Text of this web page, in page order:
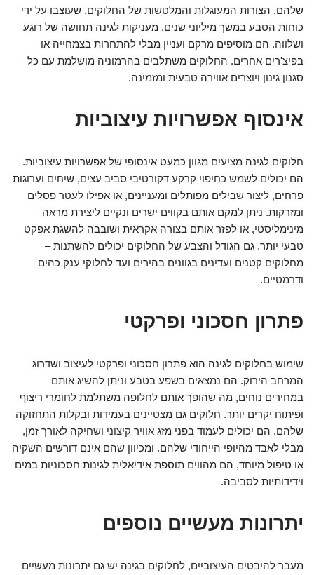
שלהם. הצורות המעוגלות והמלטשות של החלוקים, שעוצבו על ידי
כוחות הטבע במשך מיליוני שנים, מעניקות לגינה תחושה של רוגע
ושלווה. הם מוסיפים מרקם ועניין מבלי להתחרות בצמחייה או
בפיצ'רים אחרים. החלוקים משתלבים בהרמוניה מושלמת עם כל
סגנון גינון ויוצרים אווירה טבעית ומזמינה.
אינסוף אפשרויות עיצוביות
חלוקים לגינה מציעים מגוון כמעט אינסופי של אפשרויות עיצוביות.
הם יכולים לשמש כחיפוי קרקע דקורטיבי סביב עצים, שיחים וערוגות
פרחים, ליצור שבילים מפותלים ומעניינים, או אפילו לעטר פסלים
ומזרקות. ניתן למקם אותם בקווים ישרים ונקיים ליצירת מראה
מינימליסטי, או לפזר אותם בצורה אקראית ושובבה להשגת אפקט
טבעי יותר. גם הגודל והצבע של החלוקים יכולים להשתנות –
מחלוקים קטנים ועדינים בגוונים בהירים ועד לחלוקי ענק כהים
ודרמטיים.
פתרון חסכוני ופרקטי
שימוש בחלוקים לגינה הוא פתרון חסכוני ופרקטי לעיצוב ושדרוג
המרחב הירוק. הם נמצאים בשפע בטבע וניתן להשיג אותם
במחירים נוחים, מה שהופך אותם לחלופה משתלמת לחומרי ריצוף
ופיתוח יקרים יותר. חלוקים גם מצטיינים בעמידות ובקלות התחזוקה
שלהם. הם יכולים לעמוד בפני מזג אוויר קיצוני ושחיקה לאורך זמן,
מבלי לאבד מהיופי הייחודי שלהם. ומכיוון שהם אינם דורשים השקיה
או טיפול מיוחד, הם מהווים תוספת אידיאלית לגינות חסכוניות במים
וידידותיות לסביבה.
יתרונות מעשיים נוספים
מעבר להיבטים העיצוביים, לחלוקים בגינה יש גם יתרונות מעשיים